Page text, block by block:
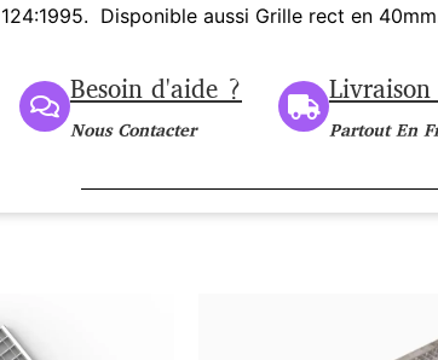
124:1995. Disponible aussi Grille rect en 40mm
Besoin d'aide ?
Nous Contacter Partout En